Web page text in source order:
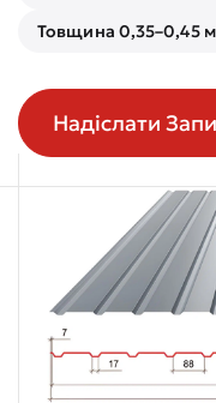
Товщина 0,35–0,45
Надіслати